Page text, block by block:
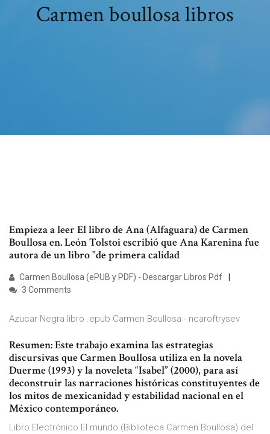
Carmen boullosa libros
Empieza a leer El libro de Ana (Alfaguara) de Carmen
Boullosa en. León Tolstoi escribió que Ana Karenina fue
autora de un libro "de primera calidad
Carmen Boullosa (ePUB y PDF) - Descargar Libros Pdf
3 Comments
Azucar Negra libro .epub Carmen Boullosa - ncaroftrysev
Resumen: Este trabajo examina las estrategias
discursivas que Carmen Boullosa utiliza en la novela
Duerme (1993) y la noveleta “Isabel” (2000), para así
deconstruir las narraciones históricas constituyentes de
los mitos de mexicanidad y estabilidad nacional en el
México contemporáneo.
Libro Electrónico El mundo (Biblioteca Carmen Boullosa) del